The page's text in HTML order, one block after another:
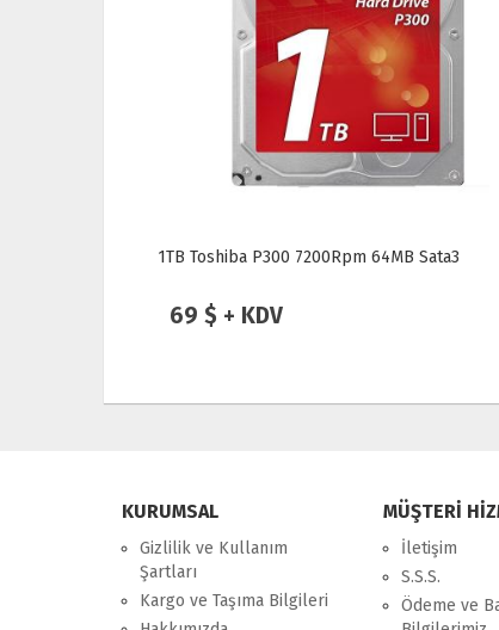
1TB Toshiba P300 7200Rpm 64MB Sata3
69 $ + KDV
KURUMSAL
Gizlilik ve Kullanım
Şartları
Kargo ve Taşıma Bilgileri
MÜŞTERİ
İletişim
S.S.S.
Ödeme ve